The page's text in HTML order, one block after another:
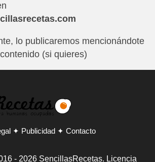
lo publicaremos mencionándote
(si quieres)
✦ Publicidad ✦ Contacto
- 2026 SencillasRecetas. Licencia